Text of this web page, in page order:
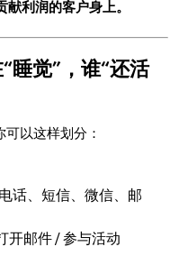
利润的客户身上。
睡觉”，谁“还活
以这样划分：
话、短信、微信、邮
开邮件 / 参与活动